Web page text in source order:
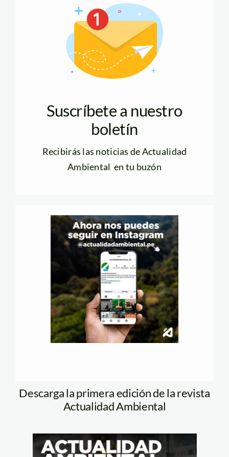
Suscríbete a nuestro
boletín
Recibirás las noticias de Actualidad
Ambiental en tu buzón
Descarga la primera edición de la revista
Actualidad Ambiental